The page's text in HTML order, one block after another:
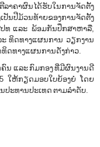
າຜົນໄດ້ຮັບໃນການຈັດຕັ້ງ
ນປີມ້ວນທ້າຍຂອງການຈັດຕັ້ງ
ທ ແລະ ພ້ອມກັນປຶກສາຫາລື,
ທິດທາງແຜນການ ວຽກງານ
ທິດທາງແຜນການດັ່ງກ່າວ.
ນ ແລະ ກົມກອງ ທີ່ມີຜົນງານດີ
ໃຫ້ກຽດມອບໃບຍ້ອງຍໍ ໂດຍ
ະທານປະເທດ ຕາມລໍາດັບ.